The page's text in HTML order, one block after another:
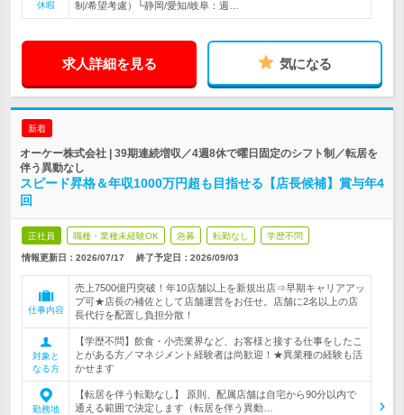
休暇 制/希望考慮）└静岡/愛知/岐阜：週…
求人詳細を見る 気になる
新着
オーケー株式会社 | 39期連続増収／4週8休で曜日固定のシフト制／転居を
伴う異動なし
スピード昇格＆年収1000万円超も目指せる【店長候補】賞与年4
回
正社員 職種・業種未経験OK 急募 転勤なし 学歴不問
情報更新日：2026/07/17 終了予定日： 2026/09/03
仕事内容
売上7500億円突破！年10店舗以上を新規出店⇒早期キャリアアッ
プ可★店長の補佐として店舗運営をお任せ。店舗に2名以上の店
長代行を配置し負担分散！
対象と
なる方
【学歴不問】飲食・小売業界など、お客様と接する仕事をしたこ
とがある方／マネジメント経験者は尚歓迎！★異業種の経験も活
かせます
勤務地
【転居を伴う転勤なし】 原則、配属店舗は自宅から90分以内で
通える範囲で決定します（転居を伴う異動…